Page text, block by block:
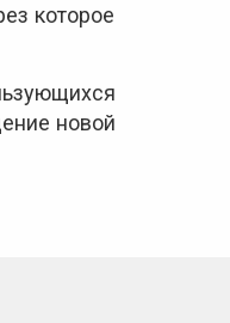
которое
новой